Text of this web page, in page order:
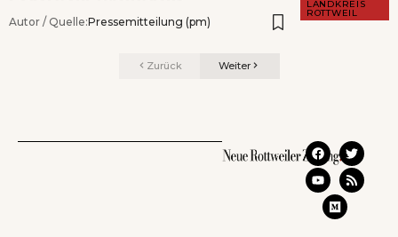
LANDKREIS
ROTTWEIL
Autor / Quelle:Pressemitteilung (pm)
Zurück Weiter